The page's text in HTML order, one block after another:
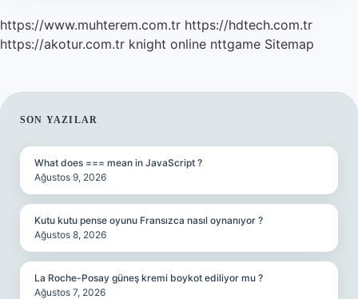
https://www.muhterem.com.tr https://hdtech.com.tr
https://akotur.com.tr knight online nttgame Sitemap
SIDEBAR
SON YAZILAR
What does === mean in JavaScript ?
Ağustos 9, 2026
Kutu kutu pense oyunu Fransızca nasıl oynanıyor ?
Ağustos 8, 2026
La Roche-Posay güneş kremi boykot ediliyor mu ?
Ağustos 7, 2026